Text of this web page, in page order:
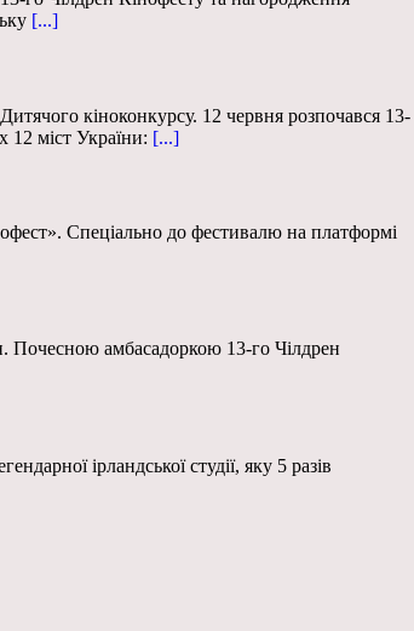
[...]
кіноконкурсу. 12 червня розпочався 13-
12 міст України: [...]
Спеціально до фестивалю на платформі
Почесною амбасадоркою 13-го Чілдрен
ірландської студії, яку 5 разів